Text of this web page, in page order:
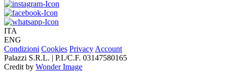
ITA
ENG
Condizioni Cookies Privacy Account
Palazzi S.R.L. | P.I./C.F. 03147580165
Credit by Wonder Image